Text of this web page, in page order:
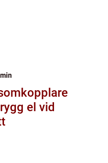
el vid